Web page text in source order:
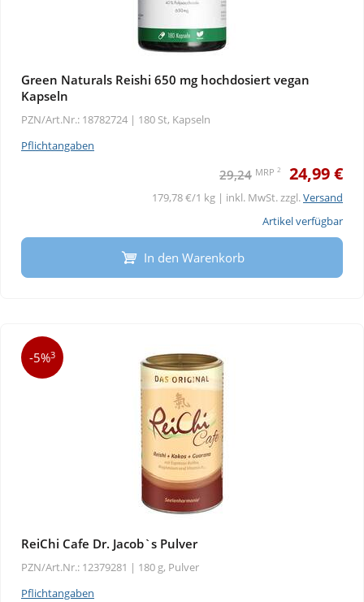
Green Naturals Reishi 650 mg hochdosiert vegan
Kapseln
PZN/Art.Nr.: 18782724 | 180 St, Kapseln
Pflichtangaben
29,24 MRP 2 24,99 €
179,78 €/1 kg | inkl. MwSt. zzgl.Versand
Artikel verfügbar
In den Warenkorb
-5%3
ReiChi Cafe Dr. Jacob`s Pulver
PZN/Art.Nr.: 12379281 | 180 g, Pulver
Pflichtangaben